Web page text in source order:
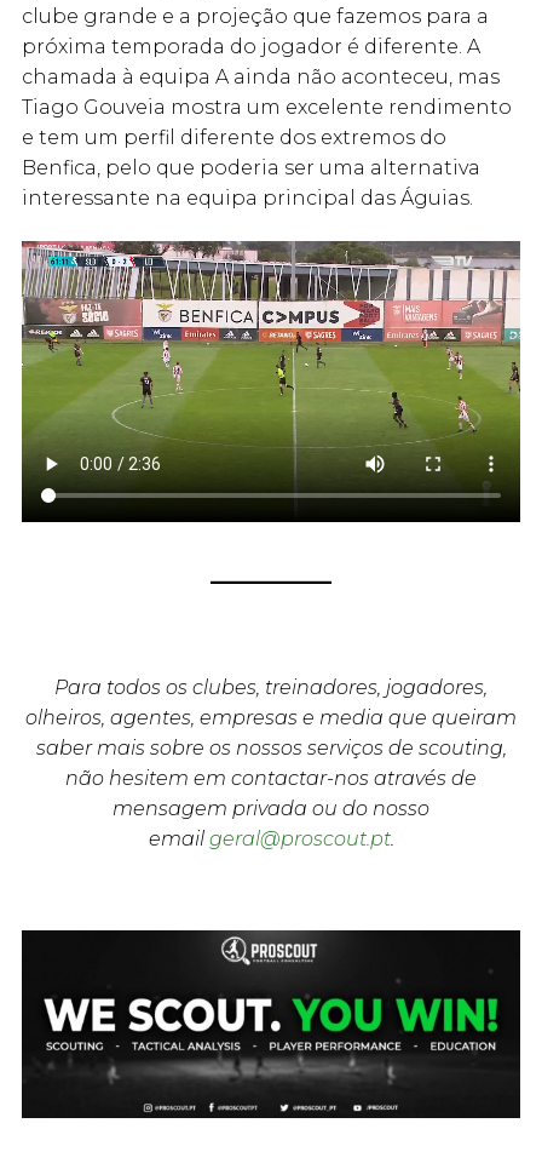
clube grande e a projeção que fazemos para a
próxima temporada do jogador é diferente. A
chamada à equipa A ainda não aconteceu, mas
Tiago Gouveia mostra um excelente rendimento
e tem um perfil diferente dos extremos do
Benfica, pelo que poderia ser uma alternativa
interessante na equipa principal das Águias.
Para todos os clubes, treinadores, jogadores,
olheiros, agentes, empresas e media que queiram
saber mais sobre os nossos serviços de scouting,
não hesitem em contactar-nos através de
mensagem privada ou do nosso
email geral@proscout.pt.